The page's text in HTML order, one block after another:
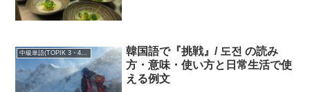
韓国語で『挑戦』/ 도전 の読み
方・意味・使い方と日常生活で使
える例文